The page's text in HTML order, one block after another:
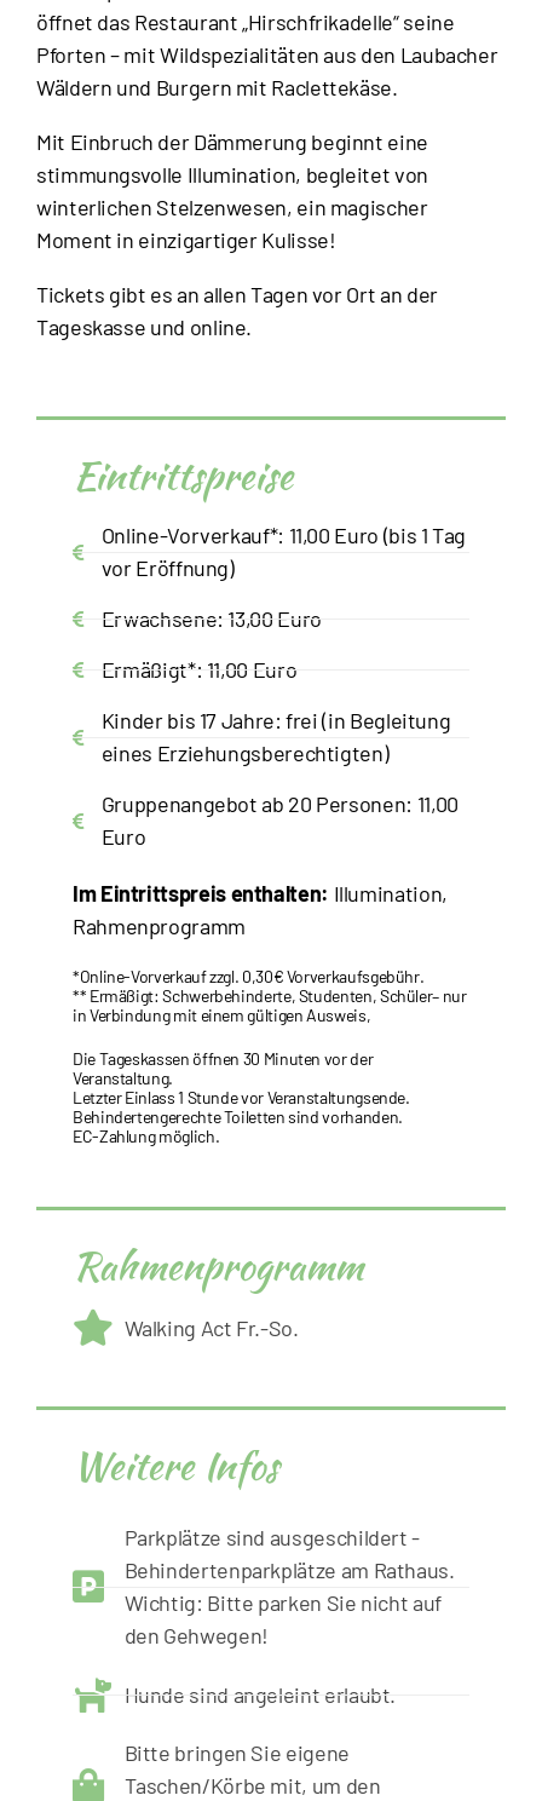
öffnet das Restaurant „Hirschfrikadelle“ seine
Pforten – mit Wildspezialitäten aus den Laubacher
Wäldern und Burgern mit Raclettekäse.
Mit Einbruch der Dämmerung beginnt eine
stimmungsvolle Illumination, begleitet von
winterlichen Stelzenwesen, ein magischer
Moment in einzigartiger Kulisse!
Tickets gibt es an allen Tagen vor Ort an der
Tageskasse und online.
Eintrittspreise
Online-Vorverkauf*: 11,00 Euro (bis 1 Tag
vor Eröffnung)
Erwachsene: 13,00 Euro
Ermäßigt*: 11,00 Euro
Kinder bis 17 Jahre: frei (in Begleitung
eines Erziehungsberechtigten)
Gruppenangebot ab 20 Personen: 11,00
Euro
Im Eintrittspreis enthalten: Illumination,
Rahmenprogramm
*Online-Vorverkauf zzgl. 0,30€ Vorverkaufsgebühr.
** Ermäßigt: Schwerbehinderte, Studenten, Schüler– nur
in Verbindung mit einem gültigen Ausweis,
Die Tageskassen öffnen 30 Minuten vor der
Veranstaltung.
Letzter Einlass 1 Stunde vor Veranstaltungsende.
Behindertengerechte Toiletten sind vorhanden.
EC-Zahlung möglich.
Rahmenprogramm
Walking Act Fr.-So.
Weitere Infos
Parkplätze sind ausgeschildert -
Behindertenparkplätze am Rathaus.
Wichtig: Bitte parken Sie nicht auf
den Gehwegen!
Hunde sind angeleint erlaubt.
Bitte bringen Sie eigene
Taschen/Körbe mit, um den